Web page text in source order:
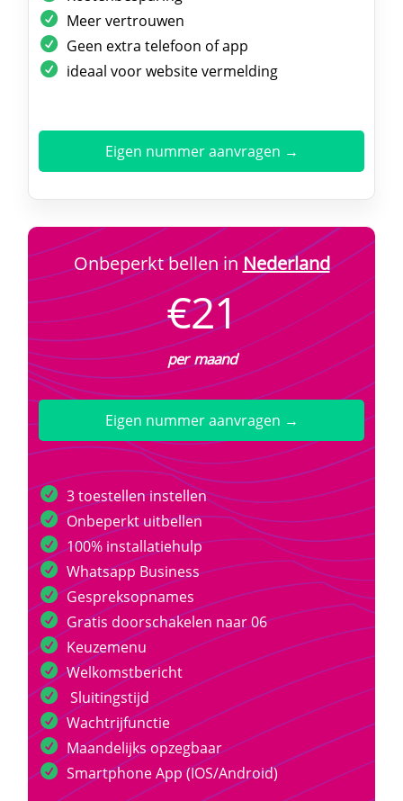
Meer vertrouwen
Geen extra telefoon of app
ideaal voor website vermelding
Eigen nummer aanvragen →
Onbeperkt bellen inNederland
€21
per maand
Eigen nummer aanvragen →
3 toestellen instellen
Onbeperkt uitbellen
100% installatiehulp
Whatsapp Business
Gespreksopnames
Gratis doorschakelen naar 06
Keuzemenu
Welkomstbericht
Sluitingstijd
Wachtrijfunctie
Maandelijks opzegbaar
Smartphone App (IOS/Android)